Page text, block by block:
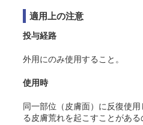
適用上の注意
投与経路
外用にのみ使用すること。
使用時
同一部位（皮膚面）に反復使
る皮膚荒れを起こすことがある